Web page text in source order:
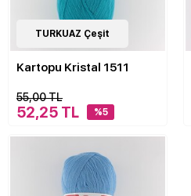
62Çeşit
TURKUAZ Çeşit
Kartopu Kristal 1511
55,00 TL
52,25 TL %5